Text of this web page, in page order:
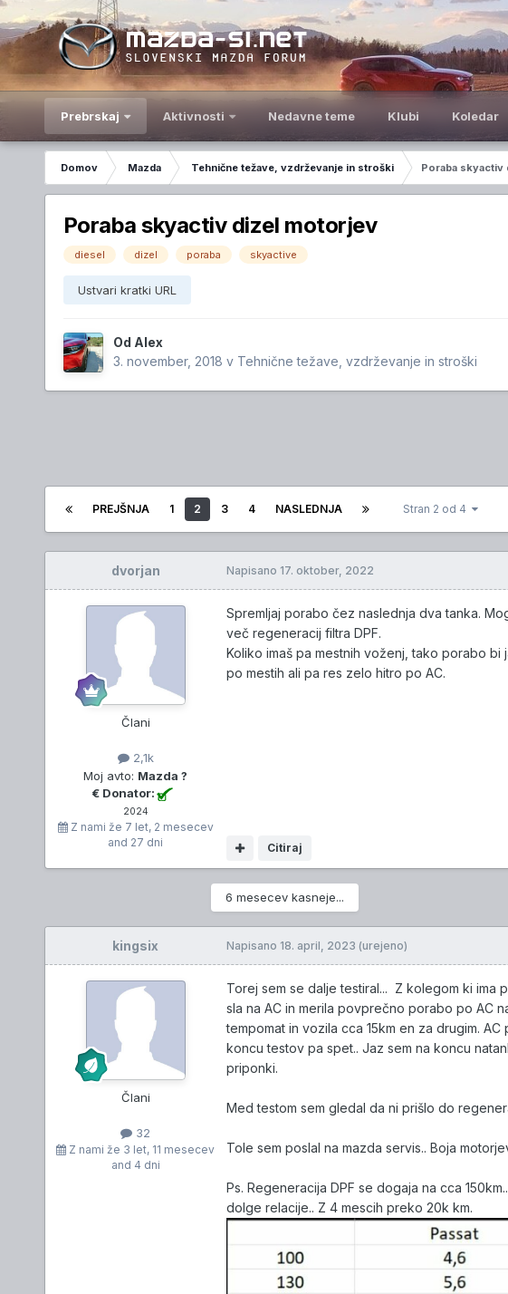
Prebrskaj Aktivnosti Nedavne teme Klubi Koledar
Domov Mazda Tehnične težave, vzdrževanje in stroški
Poraba
Poraba skyactiv dizel motorjev
diesel dizel poraba skyactive
Ustvari kratki URL
Od Alex
3. november, 2018 v Tehnične težave, vzdrževanje in stroški
PREJŠNJA 1 2 3 4 NASLEDNJA Stran 2 od 4
dvorjan
Člani
2,1k
Moj avto: Mazda ?
€ Donator:
2024
Z nami že 7 let, 2 mesecev
and 27 dni
Napisano 17. oktober, 2022
Spremljaj porabo čez naslednja dva tanka.
več regeneracij filtra DPF.
Koliko imaš pa mestnih voženj, tako porabo
po mestih ali pa res zelo hitro po AC.
Citiraj
6 mesecev kasneje...
kingsix
Člani
32
Z nami že 3 let, 11 mesecev
and 4 dni
Napisano 18. april, 2023 (urejeno)
Torej sem se dalje testiral... Z kolegom ki ima
sla na AC in merila povprečno porabo po AC
tempomat in vozila cca 15km en za drugim.
koncu testov pa spet.. Jaz sem na koncu
priponki.
Med testom sem gledal da ni prišlo do
Tole sem poslal na mazda servis.. Boja
Ps. Regeneracija DPF se dogaja na cca
dolge relacije.. Z 4 mescih preko 20k km.